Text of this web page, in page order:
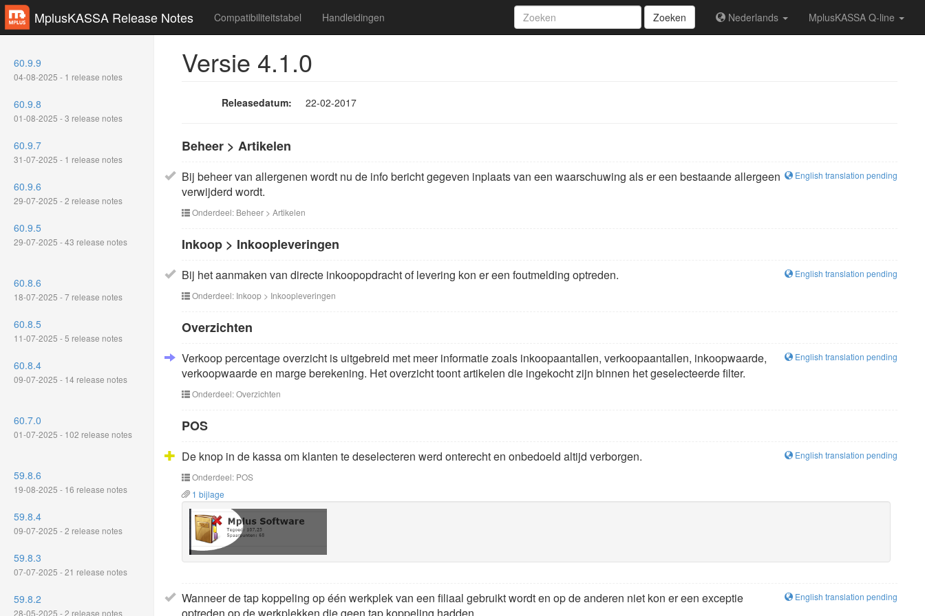
MplusKASSA Release Notes Zoeken Nederlands MplusKASSA Q-line
Compatibiliteitstabel Handleidingen
60.9.9
04-08-2025 - 1 release notes
60.9.8
01-08-2025 - 3 release notes
60.9.7
31-07-2025 - 1 release notes
60.9.6
29-07-2025 - 2 release notes
60.9.5
29-07-2025 - 43 release notes
60.8.6
18-07-2025 - 7 release notes
60.8.5
11-07-2025 - 5 release notes
60.8.4
09-07-2025 - 14 release notes
60.7.0
01-07-2025 - 102 release notes
59.8.6
19-08-2025 - 16 release notes
59.8.4
09-07-2025 - 2 release notes
59.8.3
07-07-2025 - 21 release notes
59.8.2
28-05-2025 - 2 release notes
Versie 4.1.0
Releasedatum: 22-02-2017
Beheer > Artikelen
English translation pending
Bij beheer van allergenen wordt nu de info bericht gegeven inplaats van een waarschuwing als er een bestaande allergeen
verwijderd wordt.
Onderdeel: Beheer > Artikelen
Inkoop > Inkoopleveringen
English translation pending
Bij het aanmaken van directe inkoopopdracht of levering kon er een foutmelding optreden.
Onderdeel: Inkoop > Inkoopleveringen
Overzichten
English translation pending
Verkoop percentage overzicht is uitgebreid met meer informatie zoals inkoopaantallen, verkoopaantallen, inkoopwaarde,
verkoopwaarde en marge berekening. Het overzicht toont artikelen die ingekocht zijn binnen het geselecteerde filter.
Onderdeel: Overzichten
POS
English translation pending
De knop in de kassa om klanten te deselecteren werd onterecht en onbedoeld altijd verborgen.
Onderdeel: POS
1 bijlage
English translation pending
Wanneer de tap koppeling op één werkplek van een filiaal gebruikt wordt en op de anderen niet kon er een exceptie
optreden op de werkplekken die geen tap koppeling hadden.